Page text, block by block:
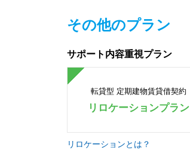
その他のプラン
サポート内容重視プラン
転貸型 定期建物賃貸借契約
リロケーションプラン
リロケーションとは？